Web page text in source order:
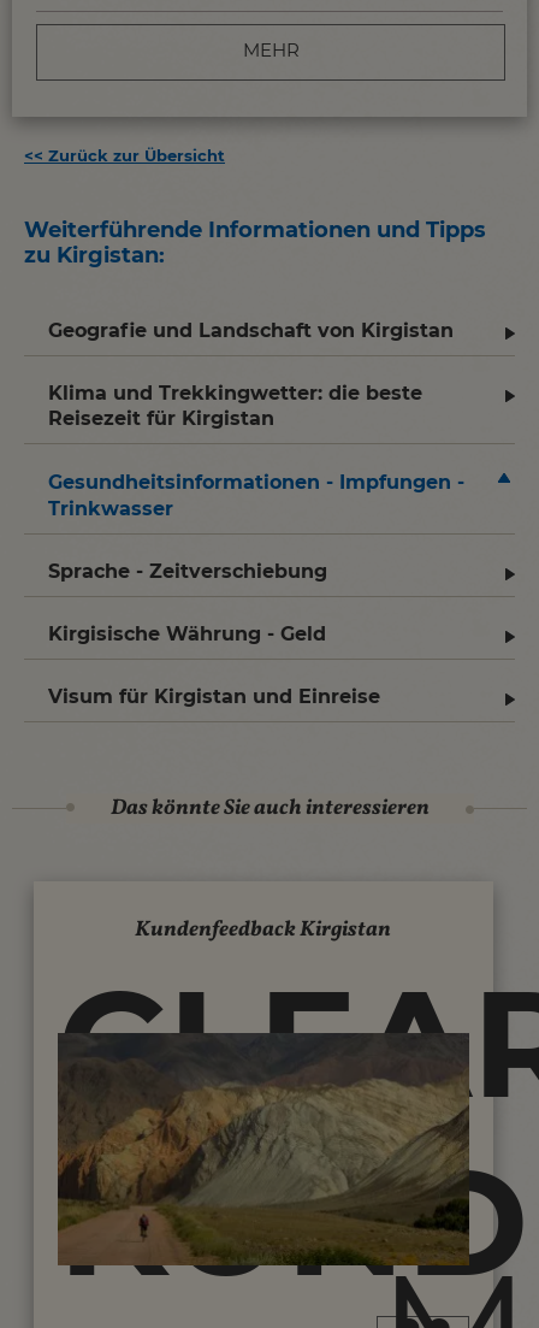
MEHR
<< Zurück zur Übersicht
Weiterführende Informationen und Tipps
zu Kirgistan:
Geografie und Landschaft von Kirgistan
Klima und Trekkingwetter: die beste
Reisezeit für Kirgistan
Gesundheitsinformationen - Impfungen -
Trinkwasser
Sprache - Zeitverschiebung
Kirgisische Währung - Geld
Visum für Kirgistan und Einreise
Das könnte Sie auch interessieren
Kundenfeedback Kirgistan